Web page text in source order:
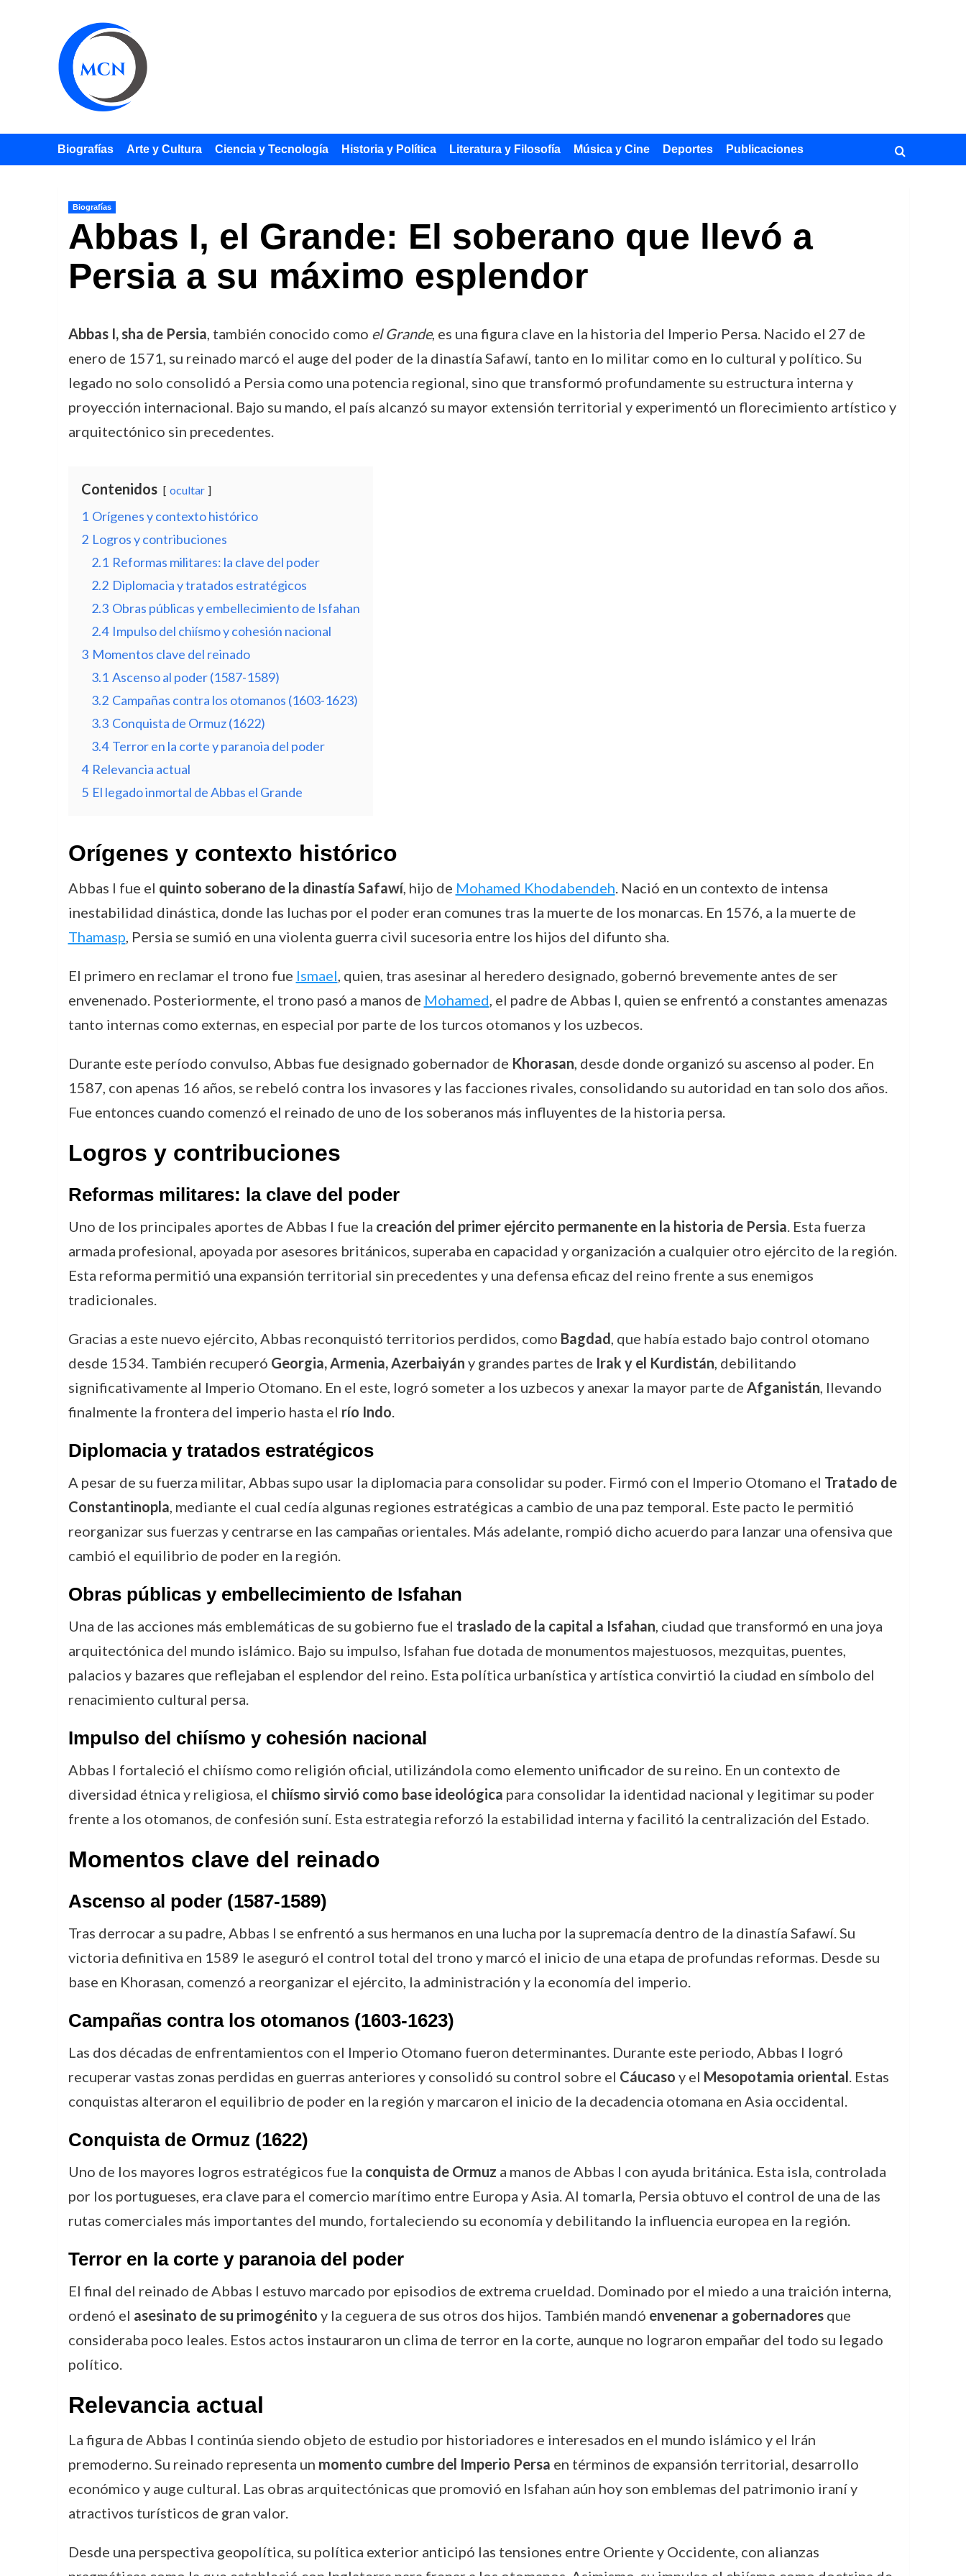
Biografías Arte y Cultura Ciencia y Tecnología Historia y Política Literatura y Filosofía Música y Cine Deportes Publicaciones
Biografías
Abbas I, el Grande: El soberano que llevó a
Persia a su máximo esplendor
Abbas I, sha de Persia, también conocido como el Grande, es una figura clave en la historia del Imperio Persa. Nacido el 27 de
enero de 1571, su reinado marcó el auge del poder de la dinastía Safawí, tanto en lo militar como en lo cultural y político. Su
legado no solo consolidó a Persia como una potencia regional, sino que transformó profundamente su estructura interna y
proyección internacional. Bajo su mando, el país alcanzó su mayor extensión territorial y experimentó un florecimiento artístico y
arquitectónico sin precedentes.
Contenidos ocultar
1 Orígenes y contexto histórico
2 Logros y contribuciones
2.1 Reformas militares: la clave del poder
2.2 Diplomacia y tratados estratégicos
2.3 Obras públicas y embellecimiento de Isfahan
2.4 Impulso del chiísmo y cohesión nacional
3 Momentos clave del reinado
3.1 Ascenso al poder (1587-1589)
3.2 Campañas contra los otomanos (1603-1623)
3.3 Conquista de Ormuz (1622)
3.4 Terror en la corte y paranoia del poder
4 Relevancia actual
5 El legado inmortal de Abbas el Grande
Orígenes y contexto histórico
Abbas I fue el quinto soberano de la dinastía Safawí, hijo de Mohamed Khodabendeh. Nació en un contexto de intensa
inestabilidad dinástica, donde las luchas por el poder eran comunes tras la muerte de los monarcas. En 1576, a la muerte de
Thamasp, Persia se sumió en una violenta guerra civil sucesoria entre los hijos del difunto sha.
El primero en reclamar el trono fue Ismael, quien, tras asesinar al heredero designado, gobernó brevemente antes de ser
envenenado. Posteriormente, el trono pasó a manos de Mohamed, el padre de Abbas I, quien se enfrentó a constantes amenazas
tanto internas como externas, en especial por parte de los turcos otomanos y los uzbecos.
Durante este período convulso, Abbas fue designado gobernador de Khorasan, desde donde organizó su ascenso al poder. En
1587, con apenas 16 años, se rebeló contra los invasores y las facciones rivales, consolidando su autoridad en tan solo dos años.
Fue entonces cuando comenzó el reinado de uno de los soberanos más influyentes de la historia persa.
Logros y contribuciones
Reformas militares: la clave del poder
Uno de los principales aportes de Abbas I fue la creación del primer ejército permanente en la historia de Persia. Esta fuerza
armada profesional, apoyada por asesores británicos, superaba en capacidad y organización a cualquier otro ejército de la región.
Esta reforma permitió una expansión territorial sin precedentes y una defensa eficaz del reino frente a sus enemigos
tradicionales.
Gracias a este nuevo ejército, Abbas reconquistó territorios perdidos, como Bagdad, que había estado bajo control otomano
desde 1534. También recuperó Georgia, Armenia, Azerbaiyán y grandes partes de Irak y el Kurdistán, debilitando
significativamente al Imperio Otomano. En el este, logró someter a los uzbecos y anexar la mayor parte de Afganistán, llevando
finalmente la frontera del imperio hasta el río Indo.
Diplomacia y tratados estratégicos
A pesar de su fuerza militar, Abbas supo usar la diplomacia para consolidar su poder. Firmó con el Imperio Otomano el Tratado de
Constantinopla, mediante el cual cedía algunas regiones estratégicas a cambio de una paz temporal. Este pacto le permitió
reorganizar sus fuerzas y centrarse en las campañas orientales. Más adelante, rompió dicho acuerdo para lanzar una ofensiva que
cambió el equilibrio de poder en la región.
Obras públicas y embellecimiento de Isfahan
Una de las acciones más emblemáticas de su gobierno fue el traslado de la capital a Isfahan, ciudad que transformó en una joya
arquitectónica del mundo islámico. Bajo su impulso, Isfahan fue dotada de monumentos majestuosos, mezquitas, puentes,
palacios y bazares que reflejaban el esplendor del reino. Esta política urbanística y artística convirtió la ciudad en símbolo del
renacimiento cultural persa.
Impulso del chiísmo y cohesión nacional
Abbas I fortaleció el chiísmo como religión oficial, utilizándola como elemento unificador de su reino. En un contexto de
diversidad étnica y religiosa, el chiísmo sirvió como base ideológica para consolidar la identidad nacional y legitimar su poder
frente a los otomanos, de confesión suní. Esta estrategia reforzó la estabilidad interna y facilitó la centralización del Estado.
Momentos clave del reinado
Ascenso al poder (1587-1589)
Tras derrocar a su padre, Abbas I se enfrentó a sus hermanos en una lucha por la supremacía dentro de la dinastía Safawí. Su
victoria definitiva en 1589 le aseguró el control total del trono y marcó el inicio de una etapa de profundas reformas. Desde su
base en Khorasan, comenzó a reorganizar el ejército, la administración y la economía del imperio.
Campañas contra los otomanos (1603-1623)
Las dos décadas de enfrentamientos con el Imperio Otomano fueron determinantes. Durante este periodo, Abbas I logró
recuperar vastas zonas perdidas en guerras anteriores y consolidó su control sobre el Cáucaso y el Mesopotamia oriental. Estas
conquistas alteraron el equilibrio de poder en la región y marcaron el inicio de la decadencia otomana en Asia occidental.
Conquista de Ormuz (1622)
Uno de los mayores logros estratégicos fue la conquista de Ormuz a manos de Abbas I con ayuda británica. Esta isla, controlada
por los portugueses, era clave para el comercio marítimo entre Europa y Asia. Al tomarla, Persia obtuvo el control de una de las
rutas comerciales más importantes del mundo, fortaleciendo su economía y debilitando la influencia europea en la región.
Terror en la corte y paranoia del poder
El final del reinado de Abbas I estuvo marcado por episodios de extrema crueldad. Dominado por el miedo a una traición interna,
ordenó el asesinato de su primogénito y la ceguera de sus otros dos hijos. También mandó envenenar a gobernadoresque
consideraba poco leales. Estos actos instauraron un clima de terror en la corte, aunque no lograron empañar del todo su legado
político.
Relevancia actual
La figura de Abbas I continúa siendo objeto de estudio por historiadores e interesados en el mundo islámico y el Irán
premoderno. Su reinado representa un momento cumbre del Imperio Persa en términos de expansión territorial, desarrollo
económico y auge cultural. Las obras arquitectónicas que promovió en Isfahan aún hoy son emblemas del patrimonio iraní y
atractivos turísticos de gran valor.
Desde una perspectiva geopolítica, su política exterior anticipó las tensiones entre Oriente y Occidente, con alianzas